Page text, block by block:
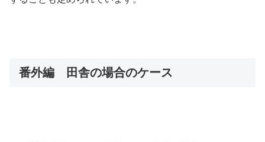
番外編 田舎の場合のケース